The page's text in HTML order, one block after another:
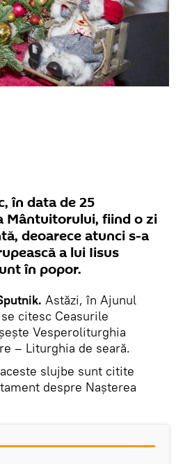
în data de 25
Mântuitorului, fiind o zi
deoarece atunci s-a
a lui Iisus
în popor.
Astăzi, în Ajunul
citesc Ceasurile
Vesperoliturghia
– Liturghia de seară.
slujbe sunt citite
despre Nașterea